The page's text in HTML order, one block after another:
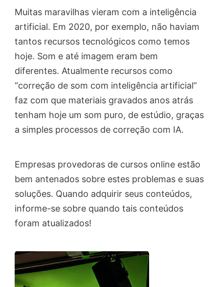
Muitas maravilhas vieram com a inteligência
artificial. Em 2020, por exemplo, não haviam
tantos recursos tecnológicos como temos
hoje. Som e até imagem eram bem
diferentes. Atualmente recursos como
“correção de som com inteligência artificial”
faz com que materiais gravados anos atrás
tenham hoje um som puro, de estúdio, graças
a simples processos de correção com IA.
Empresas provedoras de cursos online estão
bem antenados sobre estes problemas e suas
soluções. Quando adquirir seus conteúdos,
informe-se sobre quando tais conteúdos
foram atualizados!